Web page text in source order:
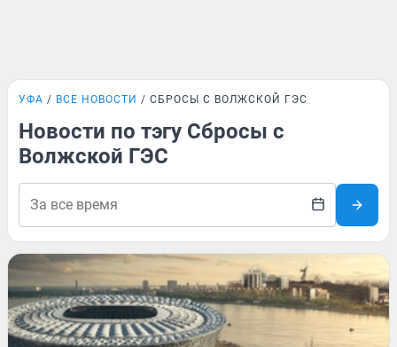
УФА ВСЕ НОВОСТИ СБРОСЫ С ВОЛЖСКОЙ ГЭС
Новости по тэгу Сбросы с
Волжской ГЭС